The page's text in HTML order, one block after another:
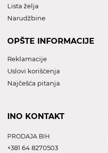
Lista želja
Narudžbine
OPŠTE INFORMACIJE
Reklamacije
Uslovi korišćenja
Najčešća pitanja
INO KONTAKT
PRODAJA BIH
+381 64 8270503